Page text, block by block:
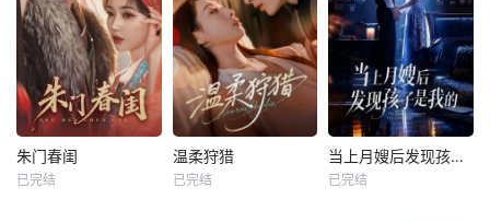
朱门春闺
已完结
温柔狩猎
已完结
当上月嫂后发现孩子是我的
已完结